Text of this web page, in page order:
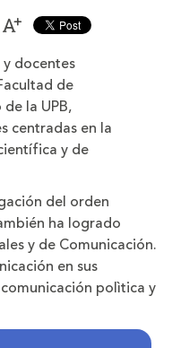
Disminuir
de
la
docentes
de
la UPB,
centradas en la
y de
del orden
ha logrado
y de Comunicación.
en sus
polìtica y